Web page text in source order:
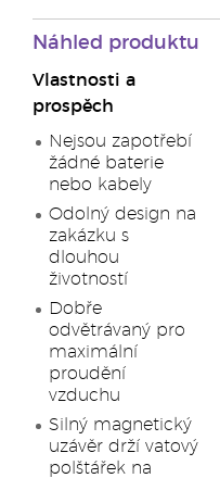
Náhled produktu
Vlastnosti a
prospěch
Nejsou zapotřebí
žádné baterie
nebo kabely
Odolný design na
zakázku s
dlouhou
životností
Dobře
odvětrávaný pro
maximální
proudění
vzduchu
Silný magnetický
uzávěr drží vatový
polštářek na